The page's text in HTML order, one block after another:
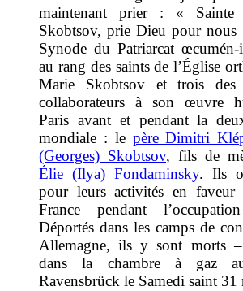
maintenant prier : « Sainte
Skobtsov, prie Dieu pour
Synode du Patriarcat œcumén-
au rang des saints de l’Église
Marie Skobtsov et trois des
collaborateurs à son œuvre
Paris avant et pendant la
mondiale : le père Dimitri
(Georges) Skobtsov, fils de
Élie (Ilya) Fondaminsky. Ils
pour leurs activités en faveur
France pendant
Déportés dans les camps de
Allemagne, ils y sont morts
dans la chambre à gaz
Ravensbrück le Samedi saint 31